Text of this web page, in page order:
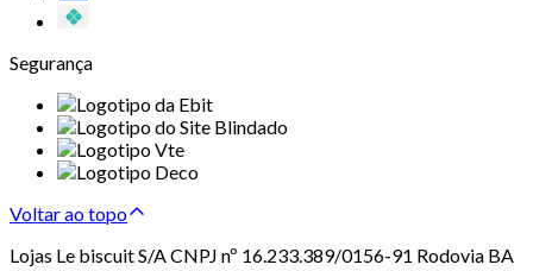
Segurança
Voltar ao topo
Lojas Le biscuit S/A CNPJ nº 16.233.389/0156-91 Rodovia BA